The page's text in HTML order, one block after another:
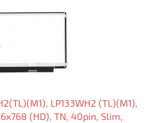
LP133WH2 (TL)(M1),
(HD), TN, 40pin, Slim,